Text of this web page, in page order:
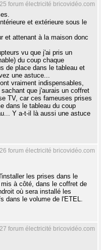
forum électricité bricovidéo.com
et extérieure sous le
et attenant à la maison donc
vu que j'ai pris un
du coup chaque
de place dans le tableau et
une astuce...
vraiment indispensables,
que j'aurais un coffret
TV, car ces fameuses prises
dans le tableau du coup
Y a-t-il là aussi une astuce
forum électricité bricovidéo.com
les prises dans le
à côté, dans le coffret de
où sera installé les
dans le volume de l'ETEL.
forum électricité bricovidéo.com